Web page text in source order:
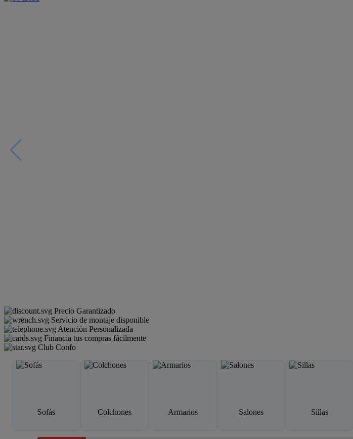
Precio Garantizado
Servicio de montaje disponible
Atención Personalizada
Financia tus compras fácilmente
Club Confo
Sofás Colchones Armarios Salones Sillas